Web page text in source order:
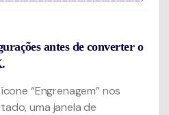
antes de converter o
“Engrenagem” nos
uma janela de